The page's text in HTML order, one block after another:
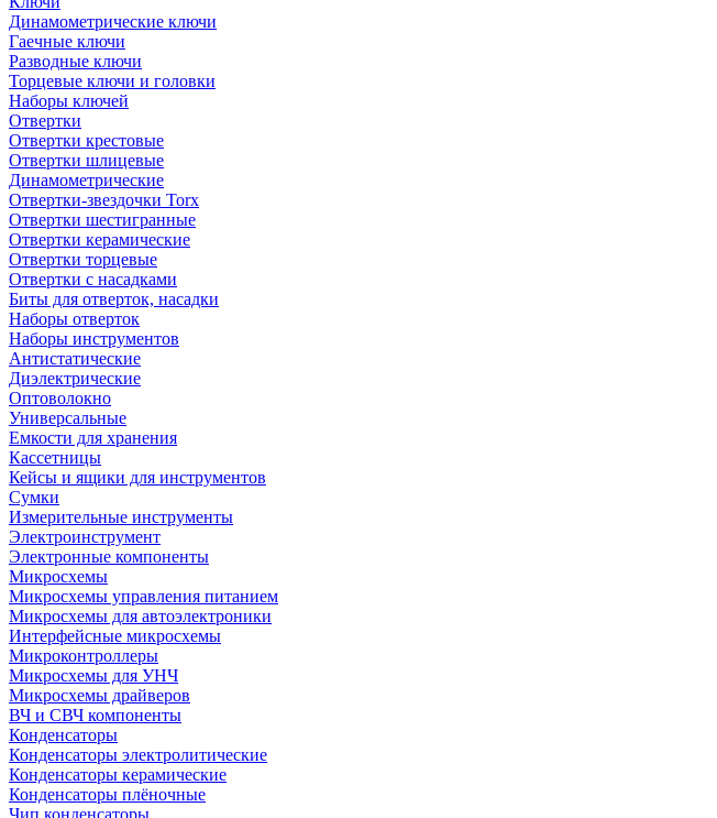
Динамометрические ключи
Гаечные ключи
Разводные ключи
Торцевые ключи и головки
Наборы ключей
Отвертки
Отвертки крестовые
Отвертки шлицевые
Динамометрические
Отвертки-звездочки Torx
Отвертки шестигранные
Отвертки керамические
Отвертки торцевые
Отвертки с насадками
Биты для отверток, насадки
Наборы отверток
Наборы инструментов
Антистатические
Диэлектрические
Оптоволокно
Универсальные
Емкости для хранения
Кассетницы
Кейсы и ящики для инструментов
Сумки
Измерительные инструменты
Электроинструмент
Электронные компоненты
Микросхемы
Микросхемы управления питанием
Микросхемы для автоэлектроники
Интерфейсные микросхемы
Микроконтроллеры
Микросхемы для УНЧ
Микросхемы драйверов
ВЧ и СВЧ компоненты
Конденсаторы
Конденсаторы электролитические
Конденсаторы керамические
Конденсаторы плёночные
Чип конденсаторы